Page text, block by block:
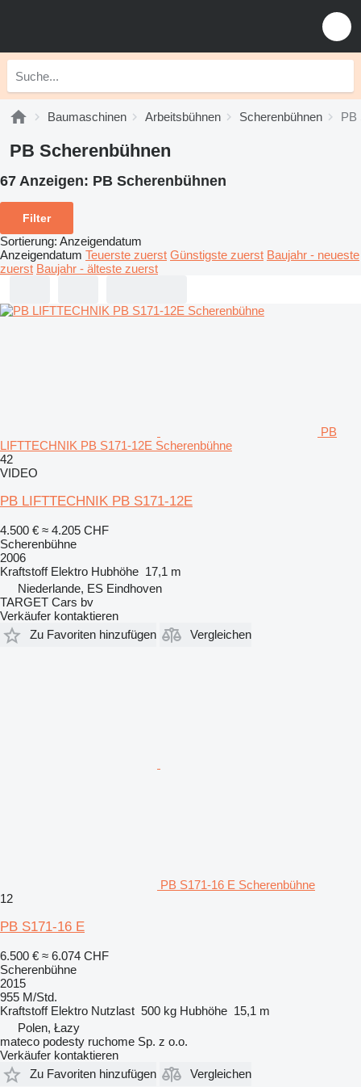
Baumaschinen Arbeitsbühnen Scherenbühnen PB
PB Scherenbühnen
67 Anzeigen: PB Scherenbühnen
Filter
Sortierung: Anzeigendatum
Anzeigendatum Teuerste zuerst Günstigste zuerst Baujahr - neueste
zuerst Baujahr - älteste zuerst
PB
LIFTTECHNIK PB S171-12E Scherenbühne
42
VIDEO
PB LIFTTECHNIK PB S171-12E
4.500 € ≈ 4.205 CHF
Scherenbühne
2006
Kraftstoff Elektro Hubhöhe 17,1 m
Niederlande, ES Eindhoven
TARGET Cars bv
Verkäufer kontaktieren
Zu Favoriten hinzufügen
Vergleichen
PB S171-16 E Scherenbühne
12
PB S171-16 E
6.500 € ≈ 6.074 CHF
Scherenbühne
2015
955 M/Std.
Kraftstoff Elektro Nutzlast 500 kg Hubhöhe 15,1 m
Polen, Łazy
mateco podesty ruchome Sp. z o.o.
Verkäufer kontaktieren
Zu Favoriten hinzufügen
Vergleichen